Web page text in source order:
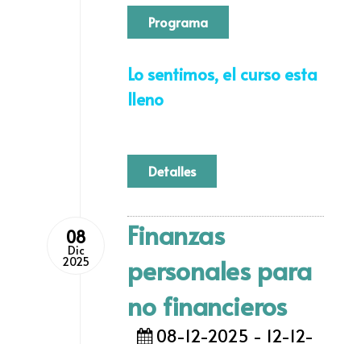
Programa
Lo sentimos, el curso esta
lleno
Detalles
08
Dic
2025
Finanzas
personales para
no financieros
08-12-2025 - 12-12-